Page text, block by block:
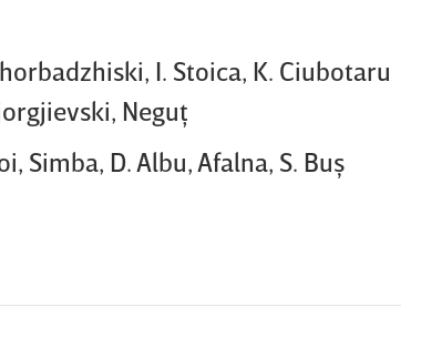
I. Stoica, K. Ciubotaru
Neguţ
Simba, D. Albu, Afalna, S. Buş